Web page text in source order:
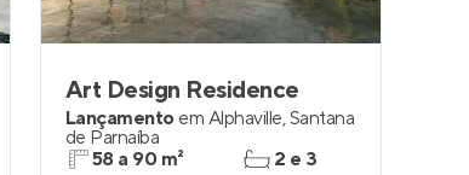
Art Design Residence
Lançamento em Alphaville,Santana
de Parnaíba
58 a 90 m²
2 e 3